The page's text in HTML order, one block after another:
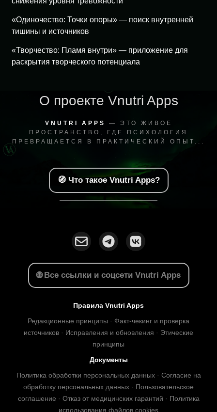
«Одиночество: Точки опоры» — поиск внутренней
тишины и источников
«Творчество: Пламя внутри» — приложение для
раскрытия творческого потенциала
О проекте Vnutri Apps
VNUTRI APPS
— ЭТО ЖИВОЕ
ПРОСТРАНСТВО, ГДЕ ПСИХОЛОГИЯ
ПРЕВРАЩАЕТСЯ В ПРАКТИЧЕСКИЙ ОПЫТ...
🧭 Что такое Vnutri Apps?
🌐 Все ссылки и соцсети Vnutri Apps
Правила Vnutri Apps
Редакционные принципы · Факт-чекинг и проверка
источников · Исправления и обновления · Этические
принципы
Документы
Политика обработки персональных данных· Согласие на
обработку персональных данных · Пользовательское
соглашение · Отказ от медицинских гарантий · Политика
использования файлов cookies